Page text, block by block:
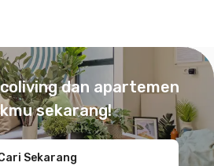
dan apartemen
sekarang!
Sekarang